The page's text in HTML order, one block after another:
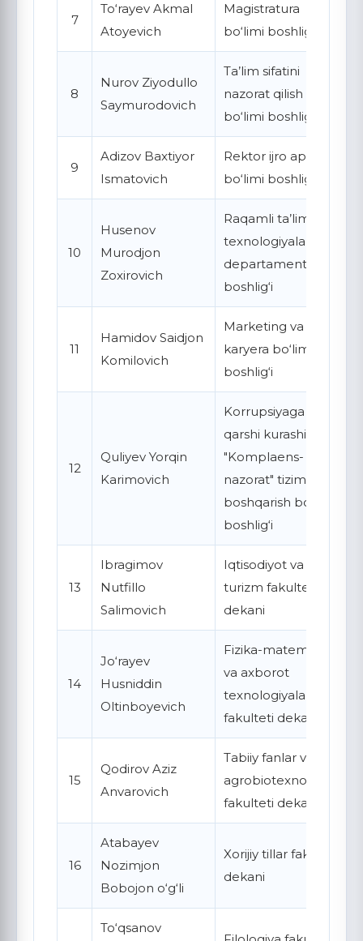
7
To‘rayev Akmal
Atoyevich
Magistratura
bo‘limi boshlig‘i
8
Nurov Ziyodullo
Saymurodovich
Ta’lim sifatini
nazorat qilish
bo‘limi boshlig‘i
9
Adizov Baxtiyor
Ismatovich
Rektor ijro apparati
bo‘limi boshlig‘i
10
Husenov
Murodjon
Zoxirovich
Raqamli ta’lim
texnologiyalari
departamenti
boshlig‘i
11
Hamidov Saidjon
Komilovich
Marketing va
karyera bo‘limi
boshlig‘i
12
Quliyev Yorqin
Karimovich
Korrupsiyaga
qarshi kurashish
"Komplaens-
nazorat" tizimini
boshqarish bo‘limi
boshlig‘i
13
Ibragimov
Nutfillo
Salimovich
Iqtisodiyot va
turizm fakulteti
dekani
14
Jo‘rayev
Husniddin
Oltinboyevich
Fizika-matematika
va axborot
texnologiyalari
fakulteti dekani
15
Qodirov Aziz
Anvarovich
Tabiiy fanlar va
agrobiotexnologiya
fakulteti dekani
16
Atabayev
Nozimjon
Bobojon o‘g‘li
Xorijiy tillar fakulteti
dekani
To‘qsanov